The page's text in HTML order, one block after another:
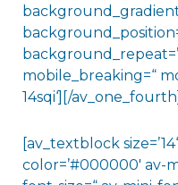
mobile_breaking=“
14sqi‘][/av_one_fourth]
[av_textblock
color=’#000000′ av-